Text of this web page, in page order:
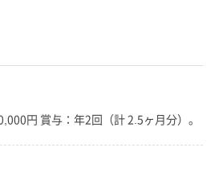
円 賞与：年2回（計 2.5ヶ月分）。